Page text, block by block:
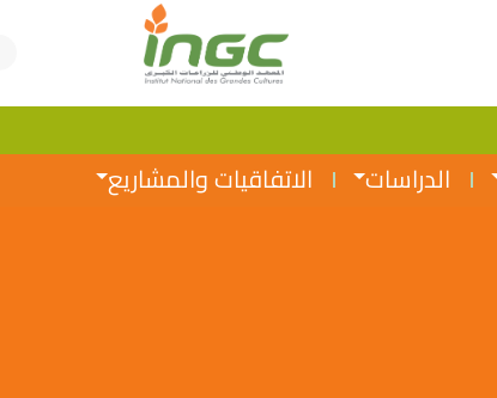
الدراسات الاتفاقيات والمشاريع